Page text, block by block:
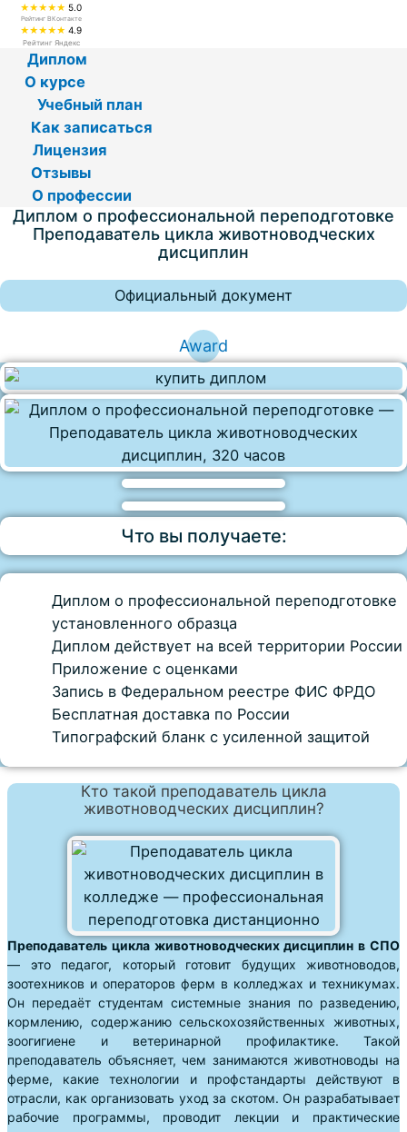
★★★★★ 5.0
Рейтинг ВКонтакте
★★★★★ 4.9
Рейтинг Яндекс
Диплом
О курсе
Учебный план
Как записаться
Лицензия
Отзывы
О профессии
Диплом о профессиональной переподготовке
Преподаватель цикла животноводческих
дисциплин
Официальный документ
Award
Что вы получаете:
Диплом о профессиональной переподготовке
установленного образца
Диплом действует на всей территории России
Приложение с оценками
Запись в Федеральном реестре ФИС ФРДО
Бесплатная доставка по России
Типографский бланк с усиленной защитой
Кто такой преподаватель цикла
животноводческих дисциплин?
Преподаватель цикла животноводческих дисциплин в СПО
— это педагог, который готовит будущих животноводов,
зоотехников и операторов ферм в колледжах и техникумах.
Он передаёт студентам системные знания по разведению,
кормлению, содержанию сельскохозяйственных животных,
зоогигиене и ветеринарной профилактике. Такой
преподаватель объясняет, чем занимаются животноводы на
ферме, какие технологии и профстандарты действуют в
отрасли, как организовать уход за скотом. Он разрабатывает
рабочие программы, проводит лекции и практические